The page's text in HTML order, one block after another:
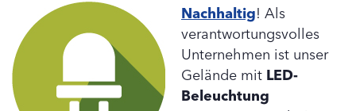
Nachhaltig! Als
verantwortungsvolles
Unternehmen ist unser
Gelände mit LED-
Beleuchtung